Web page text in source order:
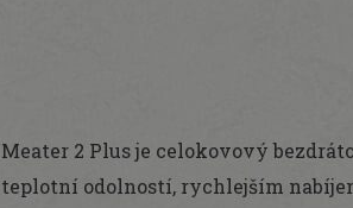
Meater 2 Plus je celokovový
teplotní odolností, rychlejším